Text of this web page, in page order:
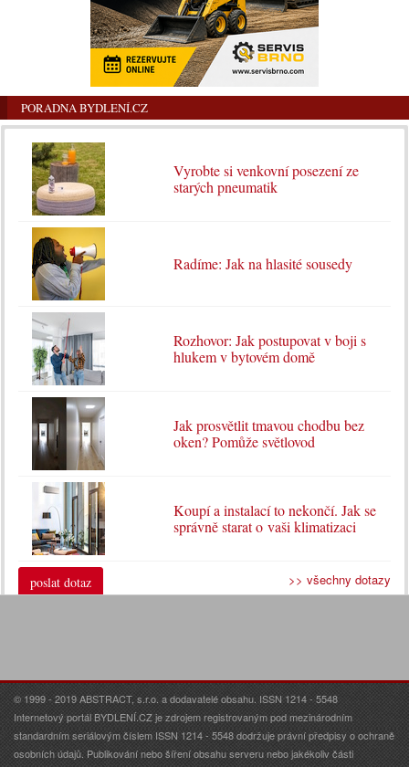
PORADNA BYDLENÍ.CZ
Vyrobte si venkovní posezení ze
starých pneumatik
Radíme: Jak na hlasité sousedy
Rozhovor: Jak postupovat v boji s
hlukem v bytovém domě
Jak prosvětlit tmavou chodbu bez
oken? Pomůže světlovod
Koupí a instalací to nekončí. Jak se
správně starat o vaši klimatizaci
poslat dotaz >> všechny dotazy
© 1999 - 2019 ABSTRACT, s.r.o. a dodavatelé obsahu. ISSN 1214 - 5548
Internetový portál BYDLENÍ.CZ je zdrojem registrovaným pod mezinárodním
standardním seriálovým číslem ISSN 1214 - 5548 dodržuje právní předpisy o ochraně
osobních údajů. Publikování nebo šíření obsahu serveru nebo jakékoliv části